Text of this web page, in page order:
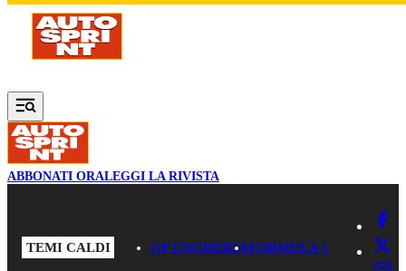
Vai al contenuto principale
ABBONATI ORALEGGI LA RIVISTA
TEMI CALDI GP UNGHERIAFORMULA 1